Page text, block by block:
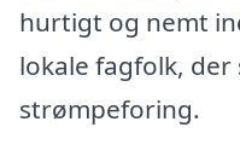
hurtigt og nemt
lokale fagfolk, der
strømpeforing.